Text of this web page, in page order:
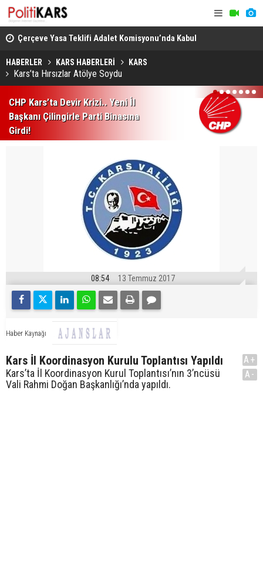
Çerçeve Yasa Teklifi Adalet Komisyonu’nda Kabul
Edildi.. 18 Saatlik Mesai Sona Erdi!
HABERLER KARS HABERLERİ KARS
Kars’ta Hırsızlar Atölye Soydu
CHP Kars’ta Devir Krizi.. Yeni İl
Başkanı Çilingirle Parti Binasına
Girdi!
1 2 3 4 5 6 7
08:54 13 Temmuz 2017
Haber Kaynağı
Kars İl Koordinasyon Kurulu Toplantısı Yapıldı
Kars’ta İl Koordinasyon Kurul Toplantısı’nın 3’ncüsü
Vali Rahmi Doğan Başkanlığı’nda yapıldı.
A+
A-